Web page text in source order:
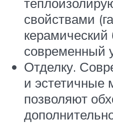
свойствами
керамический
современный
Отделку.
и эстетичные
позволяют